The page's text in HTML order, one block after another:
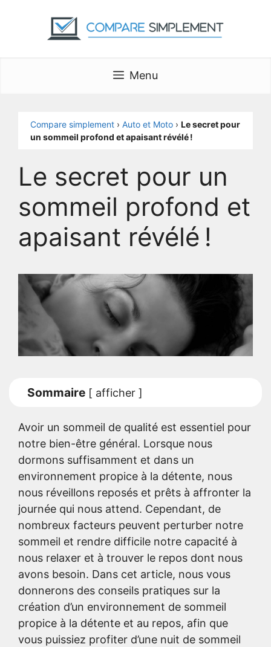
Menu
Compare simplement › Auto et Moto › Le secret pour
un sommeil profond et apaisant révélé !
Le secret pour un
sommeil profond et
apaisant révélé !
Sommaire [ afficher ]
Avoir un sommeil de qualité est essentiel pour
notre bien-être général. Lorsque nous
dormons suffisamment et dans un
environnement propice à la détente, nous
nous réveillons reposés et prêts à affronter la
journée qui nous attend. Cependant, de
nombreux facteurs peuvent perturber notre
sommeil et rendre difficile notre capacité à
nous relaxer et à trouver le repos dont nous
avons besoin. Dans cet article, nous vous
donnerons des conseils pratiques sur la
création d’un environnement de sommeil
propice à la détente et au repos, afin que
vous puissiez profiter d’une nuit de sommeil